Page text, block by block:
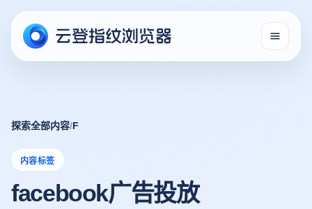
探索全部内容/F
内容标签
facebook广告投放